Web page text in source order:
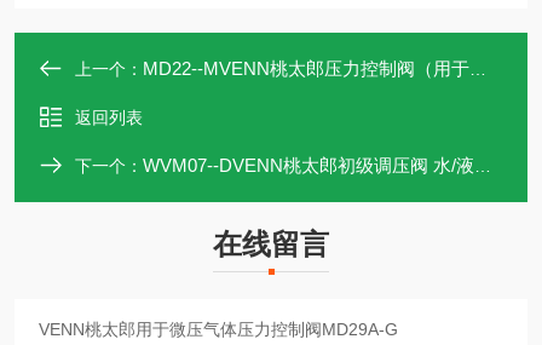
上一个： MD22--MVENN桃太郎压力控制阀（用于油）MD22-M
返回列表
下一个： WVM07--DVENN桃太郎初级调压阀 水/液体用WVM07-D
在线留言